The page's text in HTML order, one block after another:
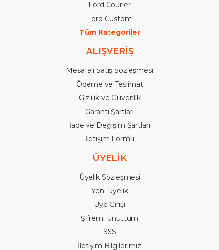
Ford Courier
Ford Custom
Tüm Kategoriler
ALIŞVERİŞ
Mesafeli Satış Sözleşmesi
Ödeme ve Teslimat
Gizlilik ve Güvenlik
Garanti Şartları
İade ve Değişim Şartları
İletişim Formu
ÜYELİK
Üyelik Sözleşmesi
Yeni Üyelik
Üye Girişi
Şifremi Unuttum
SSS
İletişim Bilgilerimiz